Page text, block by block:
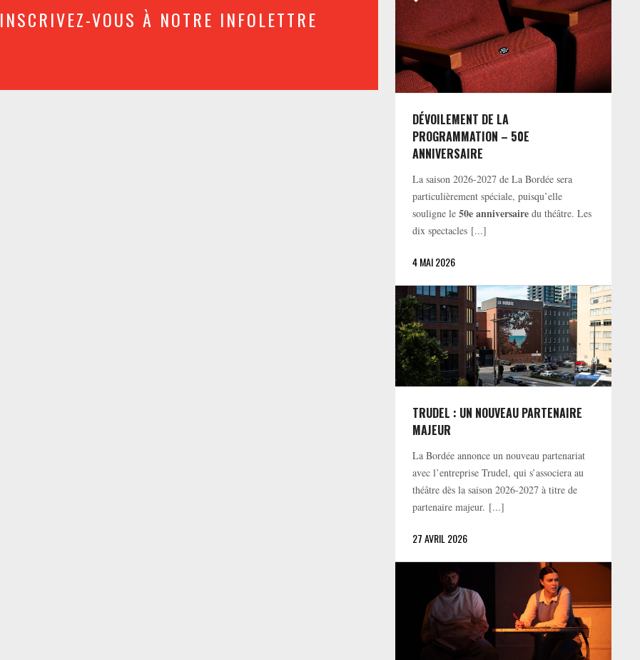
INSCRIVEZ-VOUS À NOTRE INFOLETTRE
DÉVOILEMENT DE LA
PROGRAMMATION – 50E
ANNIVERSAIRE
La saison 2026-2027 de La Bordée sera
particulièrement spéciale, puisqu’elle
souligne le50e anniversaire du théâtre. Les
dix spectacles [...]
4 MAI 2026
TRUDEL : UN NOUVEAU PARTENAIRE
MAJEUR
La Bordée annonce un nouveau partenariat
avec l’entreprise Trudel, qui s’associera au
théâtre dès la saison 2026-2027 à titre de
partenaire majeur. [...]
27 AVRIL 2026